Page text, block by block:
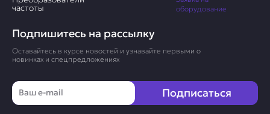
Подпишитесь на рассылку
Оставайтесь в курсе новостей и узнавайте первыми о
новинках и спецпредложениях
Email
Подписаться
частоты
оборудование